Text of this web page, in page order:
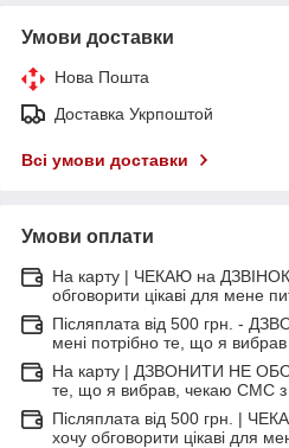
Умови доставки
Нова Пошта
Доставка Укрпоштой
Всі умови доставки
Умови оплати
На карту | ЧЕКАЮ на ДЗВІНОК
обговорити цікаві для мене
Післяплата від 500 грн. -
мені потрібно те, що я вибрав
На карту | ДЗВОНИТИ НЕ
те, що я вибрав, чекаю СМС з
Післяплата від 500 грн. |
хочу обговорити цікаві для